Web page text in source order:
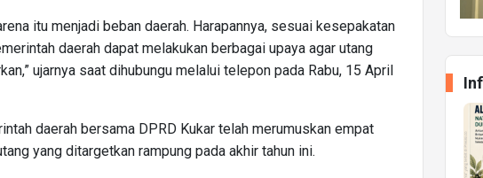
itu menjadi beban daerah. Harapannya, sesuai kesepakatan
daerah dapat melakukan berbagai upaya agar utang
ujarnya saat dihubungu melalui telepon pada Rabu, 15 April
daerah bersama DPRD Kukar telah merumuskan empat
yang ditargetkan rampung pada akhir tahun ini.